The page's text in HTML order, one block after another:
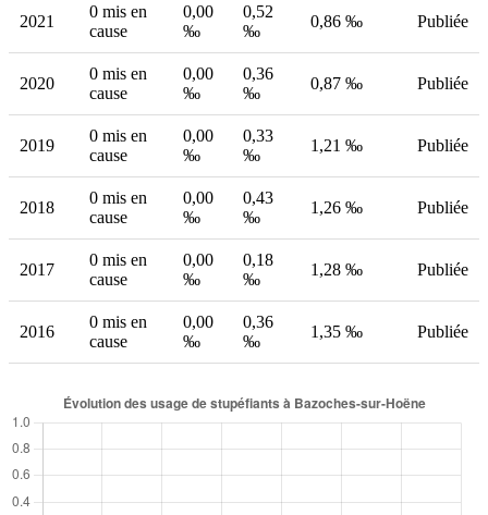
2021
0 mis en
cause
0,00
‰
0,52
‰
0,86 ‰ Publiée
2020
0 mis en
cause
0,00
‰
0,36
‰
0,87 ‰ Publiée
2019
0 mis en
cause
0,00
‰
0,33
‰
1,21 ‰ Publiée
2018
0 mis en
cause
0,00
‰
0,43
‰
1,26 ‰ Publiée
2017
0 mis en
cause
0,00
‰
0,18
‰
1,28 ‰ Publiée
2016
0 mis en
cause
0,00
‰
0,36
‰
1,35 ‰ Publiée